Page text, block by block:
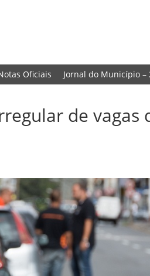
Oficiais Jornal do Município –
de vagas